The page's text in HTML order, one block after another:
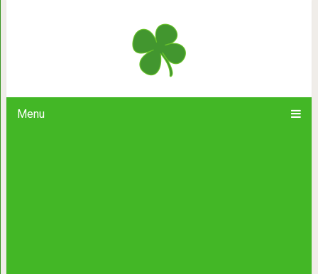
Menu
Когда кажется, что брак уже не